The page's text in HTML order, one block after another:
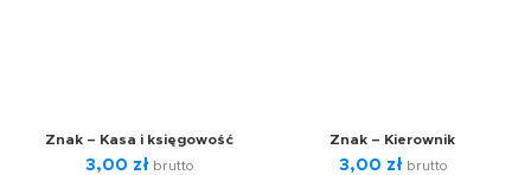
Znak – Kasa i księgowość
3,00 zł brutto
Znak – Kierownik
3,00 zł brutto